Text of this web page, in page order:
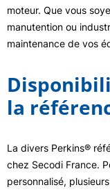
moteur. Que vous
manutention ou
maintenance de vos
la
La divers Perkins®
chez Secodi France.
personnalisé,